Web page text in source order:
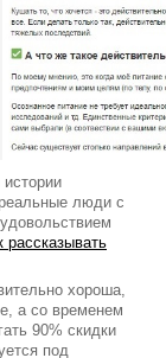
люди с
рассказывать
хороша,
а со временем
90% скидки
под